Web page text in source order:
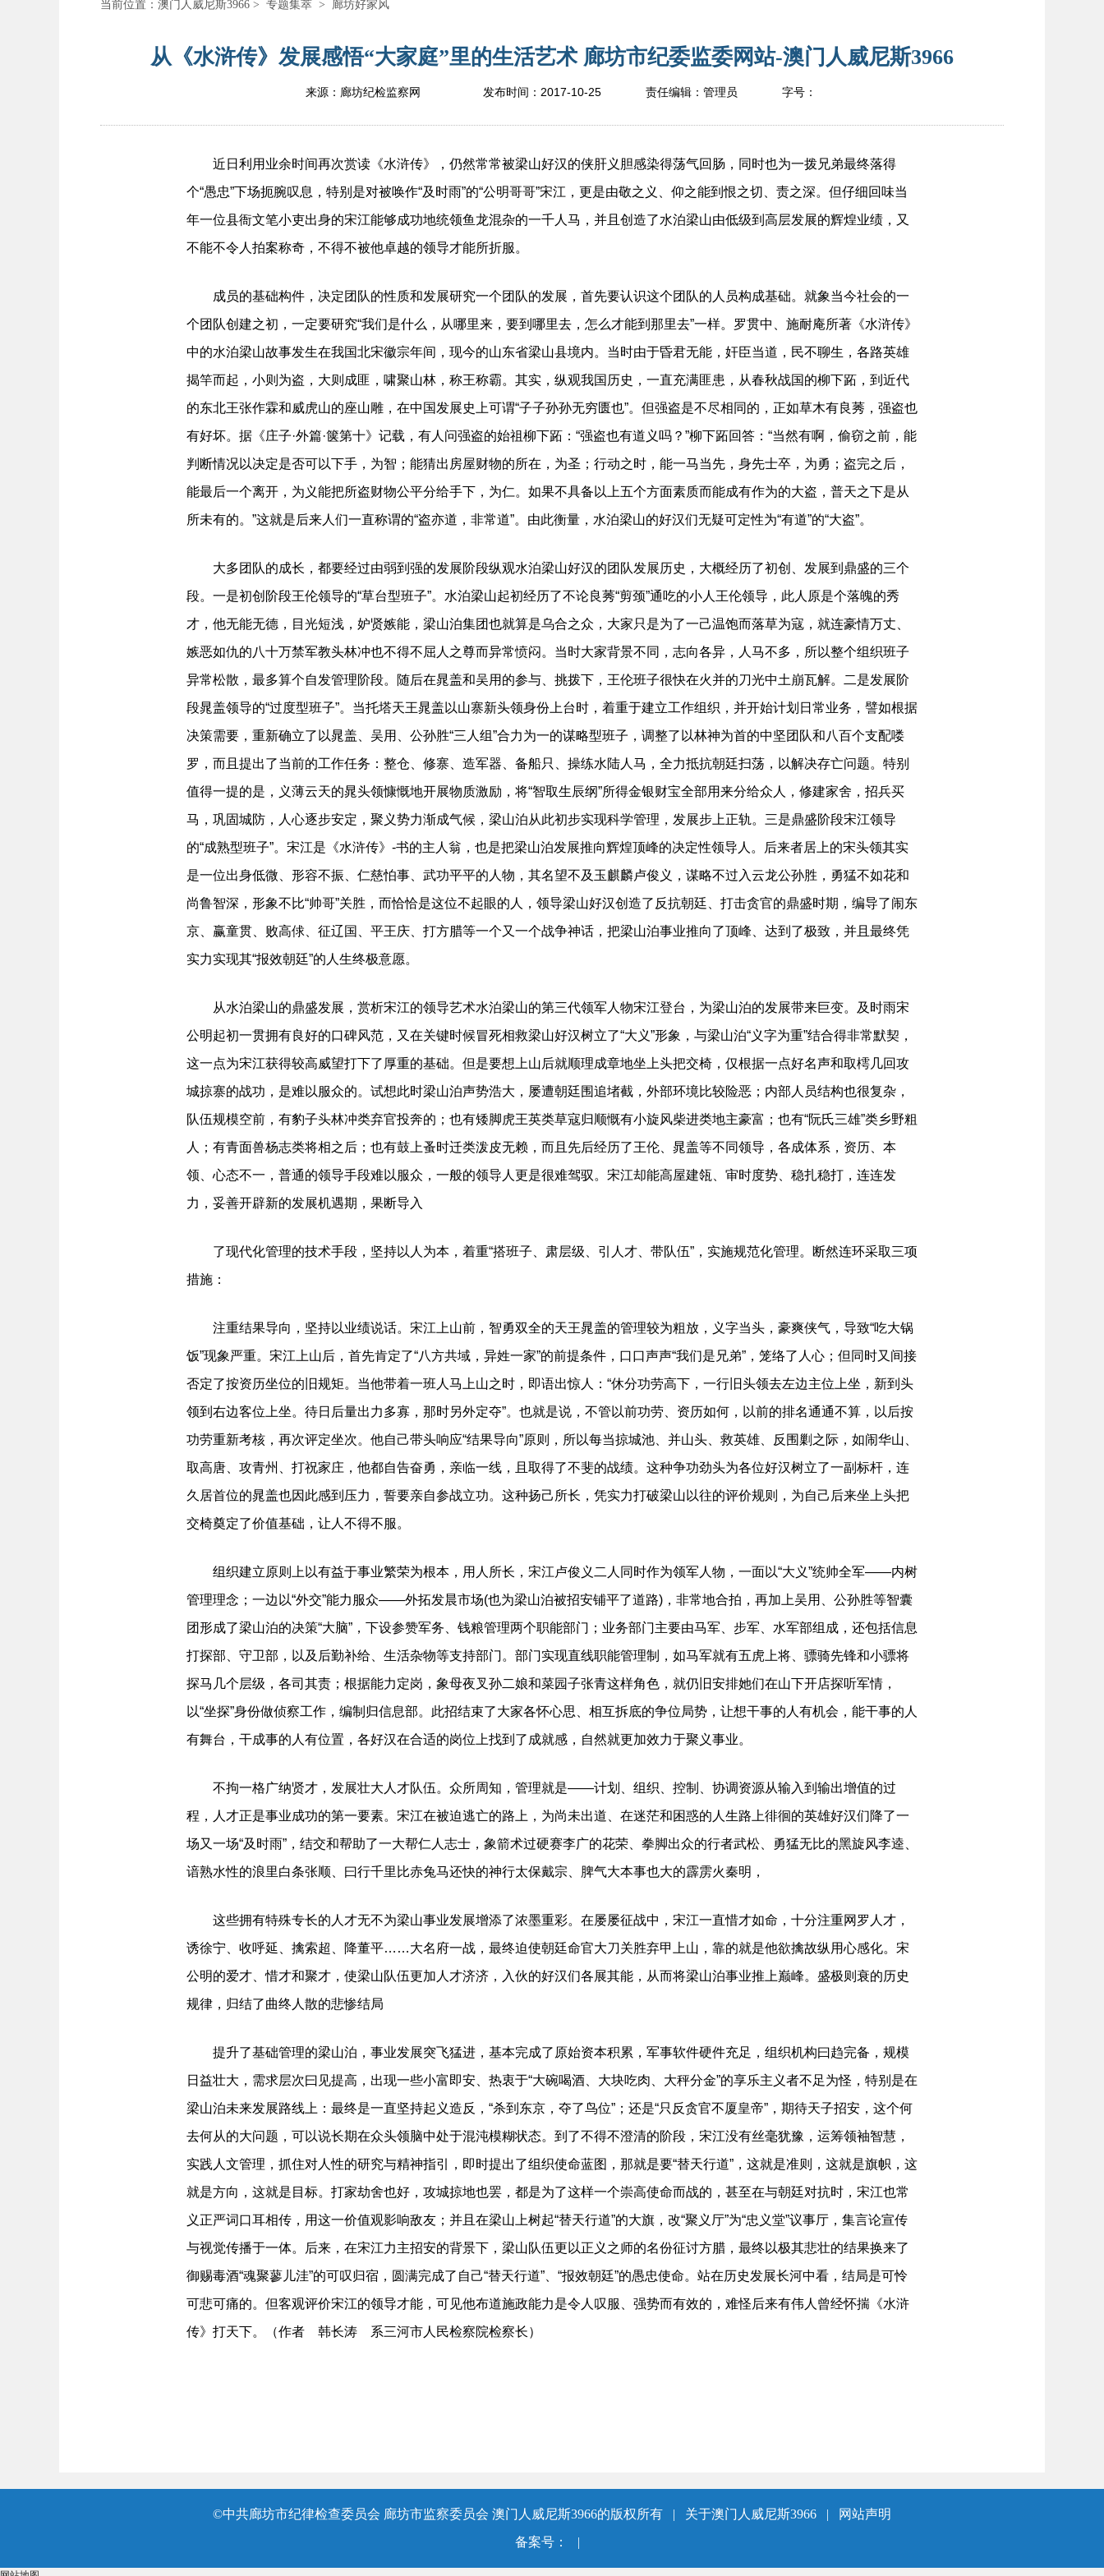
当前位置： 澳门人威尼斯3966 > 专题集萃 > 廊坊好家风
从《水浒传》发展感悟“大家庭”里的生活艺术 廊坊市纪委监委网站-澳门人威尼斯3966
来源：廊坊纪检监察网 发布时间： 2017-10-25 责任编辑： 管理员 字号：
近日利用业余时间再次赏读《水浒传》，仍然常常被梁山好汉的侠肝义胆感染得荡气回肠，同时也为一拨兄弟最终落得
个“愚忠”下场扼腕叹息，特别是对被唤作“及时雨”的“公明哥哥”宋江，更是由敬之义、仰之能到恨之切、责之深。但仔细回味当
年一位县衙文笔小吏出身的宋江能够成功地统领鱼龙混杂的一千人马，并且创造了水泊梁山由低级到高层发展的辉煌业绩，又
不能不令人拍案称奇，不得不被他卓越的领导才能所折服。
成员的基础构件，决定团队的性质和发展研究一个团队的发展，首先要认识这个团队的人员构成基础。就象当今社会的一
个团队创建之初，一定要研究“我们是什么，从哪里来，要到哪里去，怎么才能到那里去”一样。罗贯中、施耐庵所著《水浒传》
中的水泊梁山故事发生在我国北宋徽宗年间，现今的山东省梁山县境内。当时由于昏君无能，奸臣当道，民不聊生，各路英雄
揭竿而起，小则为盗，大则成匪，啸聚山林，称王称霸。其实，纵观我国历史，一直充满匪患，从春秋战国的柳下跖，到近代
的东北王张作霖和威虎山的座山雕，在中国发展史上可谓“子子孙孙无穷匮也”。但强盗是不尽相同的，正如草木有良莠，强盗也
有好坏。据《庄子·外篇·箧第十》记载，有人问强盗的始祖柳下跖：“强盗也有道义吗？”柳下跖回答：“当然有啊，偷窃之前，能
判断情况以决定是否可以下手，为智；能猜出房屋财物的所在，为圣；行动之时，能一马当先，身先士卒，为勇；盗完之后，
能最后一个离开，为义能把所盗财物公平分给手下，为仁。如果不具备以上五个方面素质而能成有作为的大盗，普天之下是从
所未有的。”这就是后来人们一直称谓的“盗亦道，非常道”。由此衡量，水泊梁山的好汉们无疑可定性为“有道”的“大盗”。
大多团队的成长，都要经过由弱到强的发展阶段纵观水泊梁山好汉的团队发展历史，大概经历了初创、发展到鼎盛的三个
段。一是初创阶段王伦领导的“草台型班子”。水泊梁山起初经历了不论良莠“剪颈”通吃的小人王伦领导，此人原是个落魄的秀
才，他无能无德，目光短浅，妒贤嫉能，梁山泊集团也就算是乌合之众，大家只是为了一己温饱而落草为寇，就连豪情万丈、
嫉恶如仇的八十万禁军教头林冲也不得不屈人之尊而异常愤闷。当时大家背景不同，志向各异，人马不多，所以整个组织班子
异常松散，最多算个自发管理阶段。随后在晁盖和吴用的参与、挑拨下，王伦班子很快在火并的刀光中土崩瓦解。二是发展阶
段晁盖领导的“过度型班子”。当托塔天王晁盖以山寨新头领身份上台时，着重于建立工作组织，并开始计划日常业务，譬如根据
决策需要，重新确立了以晁盖、吴用、公孙胜“三人组”合力为一的谋略型班子，调整了以林神为首的中坚团队和八百个支配喽
罗，而且提出了当前的工作任务：整仓、修寨、造军器、备船只、操练水陆人马，全力抵抗朝廷扫荡，以解决存亡问题。特别
值得一提的是，义薄云天的晁头领慷慨地开展物质激励，将“智取生辰纲”所得金银财宝全部用来分给众人，修建家舍，招兵买
马，巩固城防，人心逐步安定，聚义势力渐成气候，梁山泊从此初步实现科学管理，发展步上正轨。三是鼎盛阶段宋江领导
的“成熟型班子”。宋江是《水浒传》-书的主人翁，也是把梁山泊发展推向辉煌顶峰的决定性领导人。后来者居上的宋头领其实
是一位出身低微、形容不振、仁慈怕事、武功平平的人物，其名望不及玉麒麟卢俊义，谋略不过入云龙公孙胜，勇猛不如花和
尚鲁智深，形象不比“帅哥”关胜，而恰恰是这位不起眼的人，领导梁山好汉创造了反抗朝廷、打击贪官的鼎盛时期，编导了闹东
京、赢童贯、败高俅、征辽国、平王庆、打方腊等一个又一个战争神话，把梁山泊事业推向了顶峰、达到了极致，并且最终凭
实力实现其“报效朝廷”的人生终极意愿。
从水泊梁山的鼎盛发展，赏析宋江的领导艺术水泊梁山的第三代领军人物宋江登台，为梁山泊的发展带来巨变。及时雨宋
公明起初一贯拥有良好的口碑风范，又在关键时候冒死相救梁山好汉树立了“大义”形象，与梁山泊“义字为重”结合得非常默契，
这一点为宋江获得较高威望打下了厚重的基础。但是要想上山后就顺理成章地坐上头把交椅，仅根据一点好名声和取樗几回攻
城掠寨的战功，是难以服众的。试想此时梁山泊声势浩大，屡遭朝廷围追堵截，外部环境比较险恶；内部人员结构也很复杂，
队伍规模空前，有豹子头林冲类弃官投奔的；也有矮脚虎王英类草寇归顺慨有小旋风柴进类地主豪富；也有“阮氏三雄”类乡野粗
人；有青面兽杨志类将相之后；也有鼓上蚤时迁类泼皮无赖，而且先后经历了王伦、晁盖等不同领导，各成体系，资历、本
领、心态不一，普通的领导手段难以服众，一般的领导人更是很难驾驭。宋江却能高屋建瓴、审时度势、稳扎稳打，连连发
力，妥善开辟新的发展机遇期，果断导入
了现代化管理的技术手段，坚持以人为本，着重“搭班子、肃层级、引人才、带队伍”，实施规范化管理。断然连环采取三项
措施：
注重结果导向，坚持以业绩说话。宋江上山前，智勇双全的天王晁盖的管理较为粗放，义字当头，豪爽侠气，导致“吃大锅
饭”现象严重。宋江上山后，首先肯定了“八方共域，异姓一家”的前提条件，口口声声“我们是兄弟”，笼络了人心；但同时又间接
否定了按资历坐位的旧规矩。当他带着一班人马上山之时，即语出惊人：“休分功劳高下，一行旧头领去左边主位上坐，新到头
领到右边客位上坐。待日后量出力多寡，那时另外定夺”。也就是说，不管以前功劳、资历如何，以前的排名通通不算，以后按
功劳重新考核，再次评定坐次。他自己带头响应“结果导向”原则，所以每当掠城池、并山头、救英雄、反围剿之际，如闹华山、
取高唐、攻青州、打祝家庄，他都自告奋勇，亲临一线，且取得了不斐的战绩。这种争功劲头为各位好汉树立了一副标杆，连
久居首位的晁盖也因此感到压力，誓要亲自参战立功。这种扬己所长，凭实力打破梁山以往的评价规则，为自己后来坐上头把
交椅奠定了价值基础，让人不得不服。
组织建立原则上以有益于事业繁荣为根本，用人所长，宋江卢俊义二人同时作为领军人物，一面以“大义”统帅全军——内树
管理理念；一边以“外交”能力服众——外拓发晨市场(也为梁山泊被招安铺平了道路)，非常地合拍，再加上吴用、公孙胜等智囊
团形成了梁山泊的决策“大脑”，下设参赞军务、钱粮管理两个职能部门；业务部门主要由马军、步军、水军部组成，还包括信息
打探部、守卫部，以及后勤补给、生活杂物等支持部门。部门实现直线职能管理制，如马军就有五虎上将、骠骑先锋和小骠将
探马几个层级，各司其责；根据能力定岗，象母夜叉孙二娘和菜园子张青这样角色，就仍旧安排她们在山下开店探听军情，
以“坐探”身份做侦察工作，编制归信息部。此招结束了大家各怀心思、相互拆底的争位局势，让想干事的人有机会，能干事的人
有舞台，干成事的人有位置，各好汉在合适的岗位上找到了成就感，自然就更加效力于聚义事业。
不拘一格广纳贤才，发展壮大人才队伍。众所周知，管理就是——计划、组织、控制、协调资源从输入到输出增值的过
程，人才正是事业成功的第一要素。宋江在被迫逃亡的路上，为尚未出道、在迷茫和困惑的人生路上徘徊的英雄好汉们降了一
场又一场“及时雨”，结交和帮助了一大帮仁人志士，象箭术过硬赛李广的花荣、拳脚出众的行者武松、勇猛无比的黑旋风李逵、
谙熟水性的浪里白条张顺、曰行千里比赤兔马还快的神行太保戴宗、脾气大本事也大的霹雳火秦明，
这些拥有特殊专长的人才无不为梁山事业发展增添了浓墨重彩。在屡屡征战中，宋江一直惜才如命，十分注重网罗人才，
诱徐宁、收呼延、擒索超、降董平……大名府一战，最终迫使朝廷命官大刀关胜弃甲上山，靠的就是他欲擒故纵用心感化。宋
公明的爱才、惜才和聚才，使梁山队伍更加人才济济，入伙的好汉们各展其能，从而将梁山泊事业推上巅峰。盛极则衰的历史
规律，归结了曲终人散的悲惨结局
提升了基础管理的梁山泊，事业发展突飞猛进，基本完成了原始资本积累，军事软件硬件充足，组织机构曰趋完备，规模
日益壮大，需求层次曰见提高，出现一些小富即安、热衷于“大碗喝酒、大块吃肉、大秤分金”的享乐主义者不足为怪，特别是在
梁山泊未来发展路线上：最终是一直坚持起义造反，“杀到东京，夺了鸟位”；还是“只反贪官不厦皇帝”，期待天子招安，这个何
去何从的大问题，可以说长期在众头领脑中处于混沌模糊状态。到了不得不澄清的阶段，宋江没有丝毫犹豫，运筹领袖智慧，
实践人文管理，抓住对人性的研究与精神指引，即时提出了组织使命蓝图，那就是要“替天行道”，这就是准则，这就是旗帜，这
就是方向，这就是目标。打家劫舍也好，攻城掠地也罢，都是为了这样一个崇高使命而战的，甚至在与朝廷对抗时，宋江也常
义正严词口耳相传，用这一价值观影响敌友；并且在梁山上树起“替天行道”的大旗，改“聚义厅”为“忠义堂”议事厅，集言论宣传
与视觉传播于一体。后来，在宋江力主招安的背景下，梁山队伍更以正义之师的名份征讨方腊，最终以极其悲壮的结果换来了
御赐毒酒“魂聚蓼儿洼”的可叹归宿，圆满完成了自己“替天行道”、“报效朝廷”的愚忠使命。站在历史发展长河中看，结局是可怜
可悲可痛的。但客观评价宋江的领导才能，可见他布道施政能力是令人叹服、强势而有效的，难怪后来有伟人曾经怀揣《水浒
传》打天下。（作者 韩长涛 系三河市人民检察院检察长）
©中共廊坊市纪律检查委员会 廊坊市监察委员会 澳门人威尼斯3966的版权所有 | 关于澳门人威尼斯3966 |
网站声明
备案号：
|